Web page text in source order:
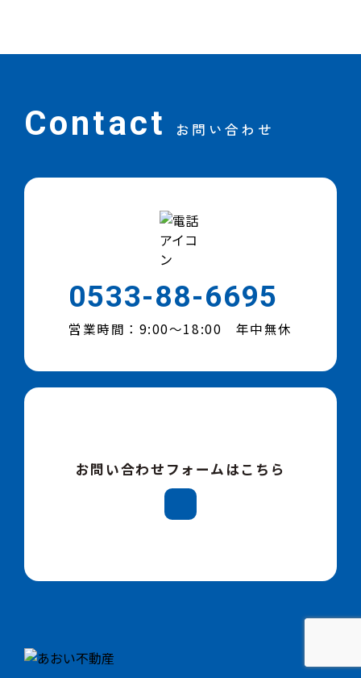
Contact お問い合わせ
0533-88-6695
営業時間：9:00～18:00 年中無休
お問い合わせフォームはこちら